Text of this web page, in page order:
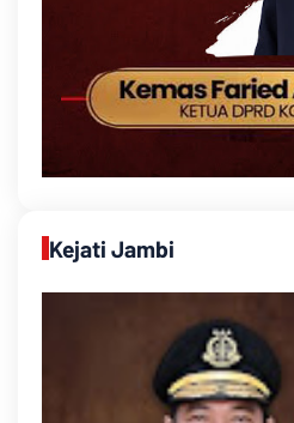
Kejati Jambi